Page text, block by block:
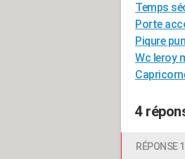
Temps
Porte
Piqure
Wc leroy
4
RÉPONSE